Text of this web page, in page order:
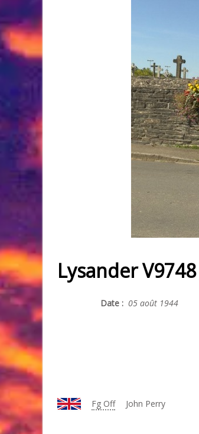
Lysander V9748
Date : 05 août 1944
Fg Off John Perry